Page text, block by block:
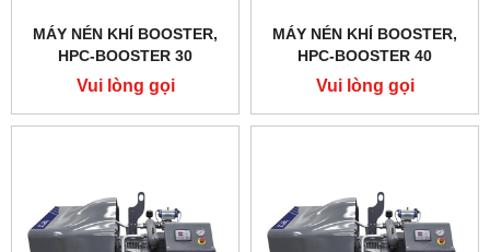
MÁY NÉN KHÍ BOOSTER,
HPC-BOOSTER 30
Vui lòng gọi
MÁY NÉN KHÍ BOOSTER,
HPC-BOOSTER 40
Vui lòng gọi